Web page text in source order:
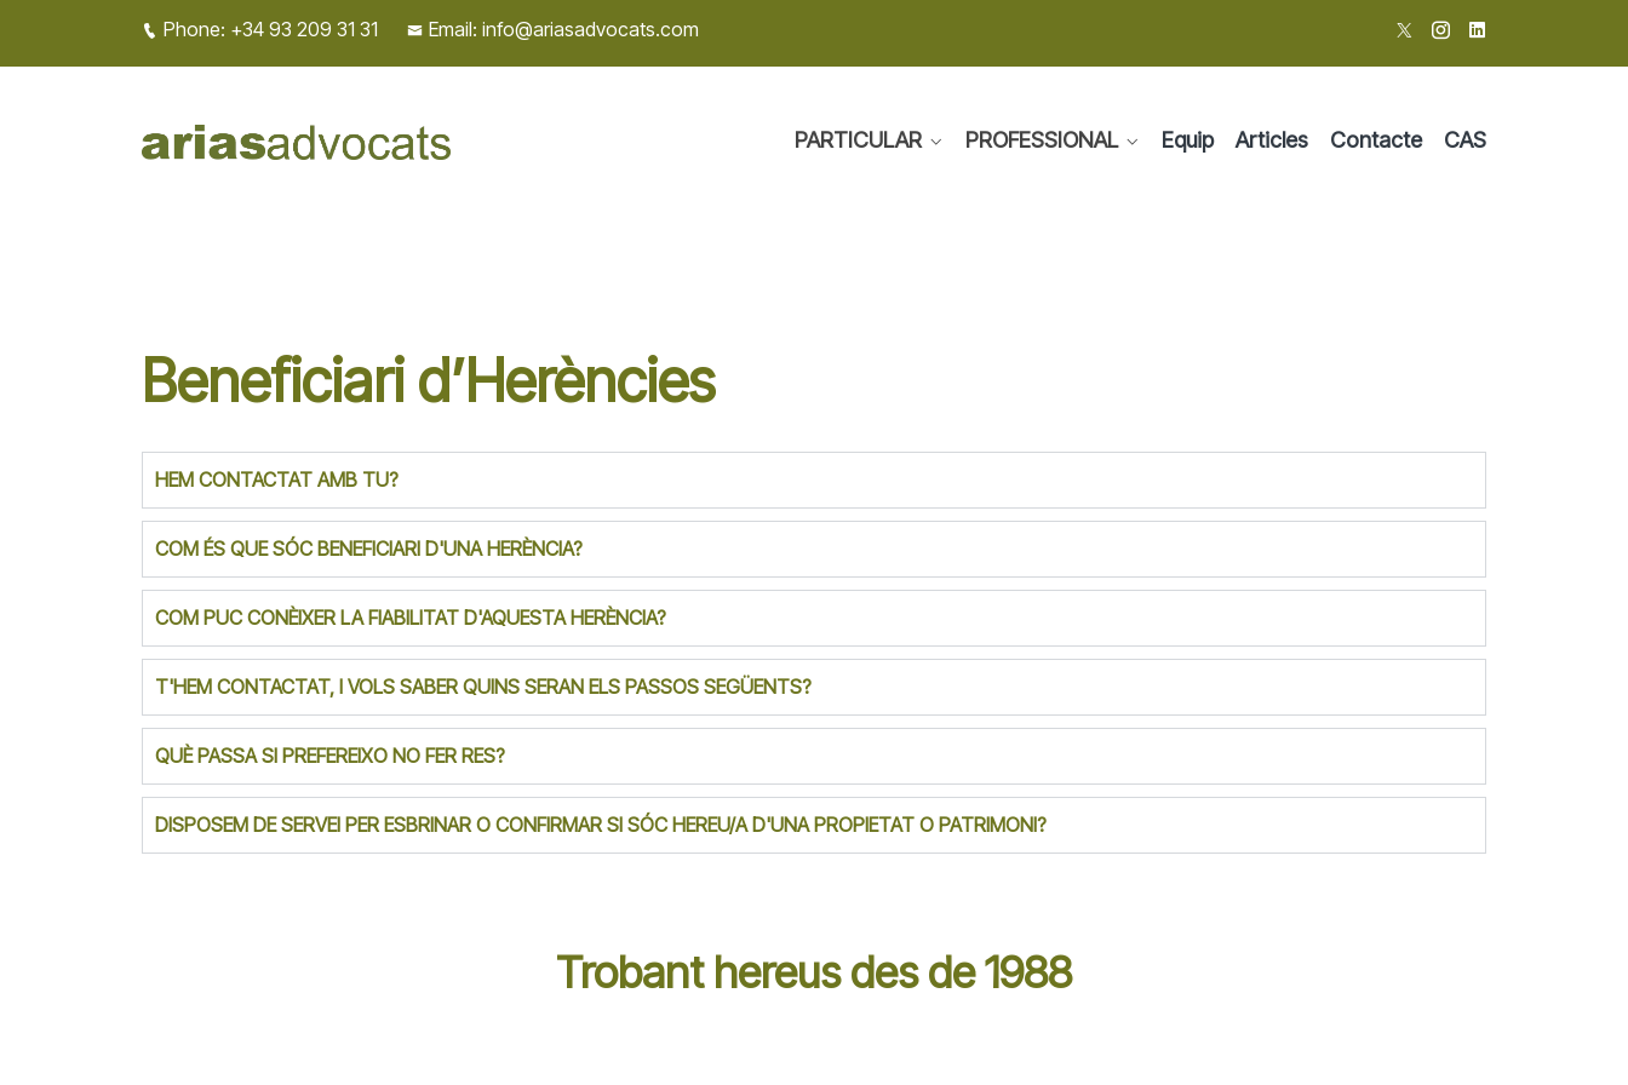
Phone: +34 93 209 31 31 Email: info@ariasadvocats.com
PARTICULAR PROFESSIONAL Equip Articles Contacte CAS
Beneficiari d’Herències
HEM CONTACTAT AMB TU?
COM ÉS QUE SÓC BENEFICIARI D'UNA HERÈNCIA?
COM PUC CONÈIXER LA FIABILITAT D'AQUESTA HERÈNCIA?
T'HEM CONTACTAT, I VOLS SABER QUINS SERAN ELS PASSOS SEGÜENTS?
QUÈ PASSA SI PREFEREIXO NO FER RES?
DISPOSEM DE SERVEI PER ESBRINAR O CONFIRMAR SI SÓC HEREU/A D'UNA PROPIETAT O PATRIMONI?
Trobant hereus des de 1988